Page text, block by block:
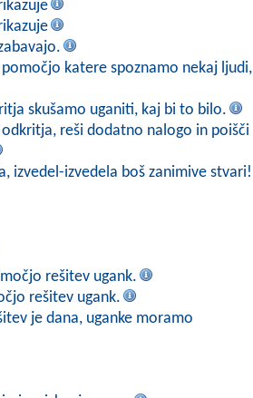
pomočjo katere spoznamo nekaj ljudi,
skušamo uganiti, kaj bi to bilo.
reši dodatno nalogo in poišči
izvedel-izvedela boš zanimive stvari!
rešitev ugank.
rešitev ugank.
je dana, uganke moramo